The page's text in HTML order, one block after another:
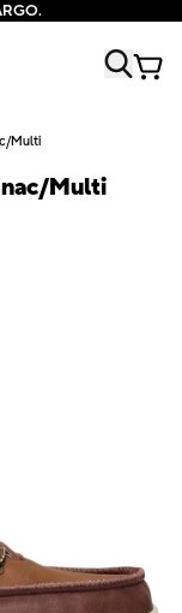
Multi
Multi